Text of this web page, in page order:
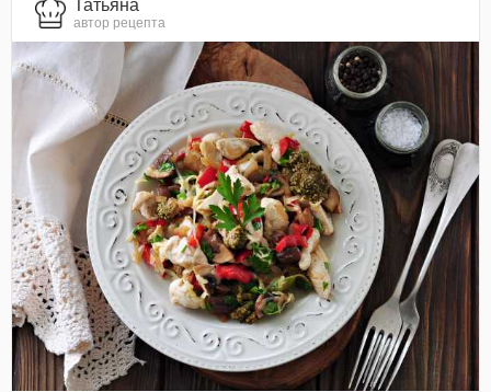
Татьяна
автор рецепта